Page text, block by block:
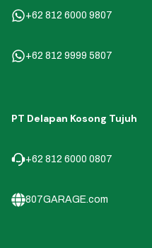
+62 812 6000 9807
+62 812 9999 5807
PT Delapan Kosong Tujuh
+62 812 6000 0807
807GARAGE.com